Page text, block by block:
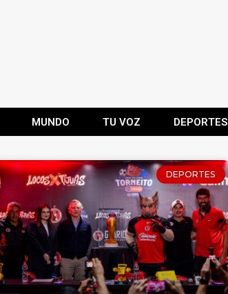
MUNDO TU VOZ DEPORTES
DEPORTES